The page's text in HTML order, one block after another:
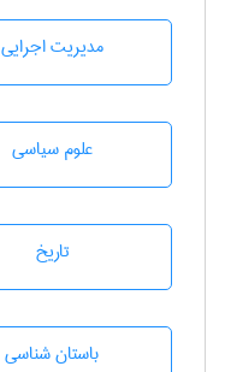
مديريت اجرايی
علوم سياسی
تاريخ
باستان شناسی